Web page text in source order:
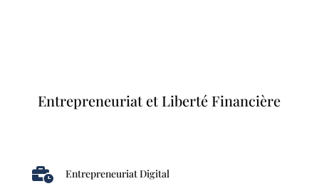
Entrepreneuriat et Liberté Financière
 Entrepreneuriat Digital